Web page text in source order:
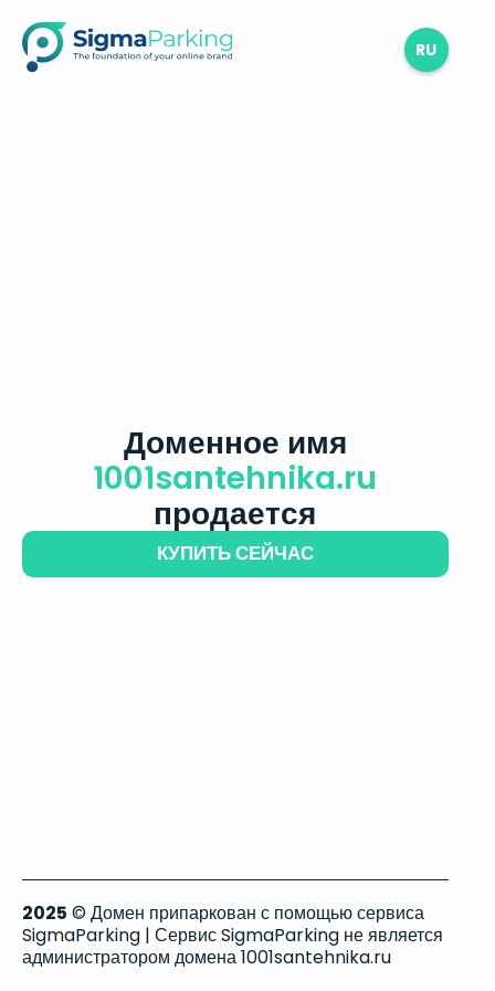
RU
Доменное имя
1001santehnika.ru
продается
КУПИТЬ СЕЙЧАС
2025 © Домен припаркован с помощью сервиса
SigmaParking | Сервис SigmaParking не является
администратором домена 1001santehnika.ru